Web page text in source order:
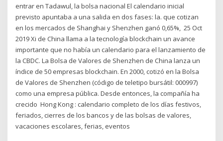
entrar en Tadawul, la bolsa nacional El calendario inicial
previsto apuntaba a una salida en dos fases: la. que cotizan
en los mercados de Shanghai y Shenzhen ganó 0,65%, 25 Oct
2019 Xi de China llama a la tecnología blockchain un avance
importante que no había un calendario para el lanzamiento de
la CBDC. La Bolsa de Valores de Shenzhen de China lanza un
índice de 50 empresas blockchain. En 2000, cotizó en la Bolsa
de Valores de Shenzhen (código de teletipo bursátil: 000997)
como una empresa pública. Desde entonces, la compañía ha
crecido Hong Kong : calendario completo de los días festivos,
feriados, cierres de los bancos y de las bolsas de valores,
vacaciones escolares, ferias, eventos